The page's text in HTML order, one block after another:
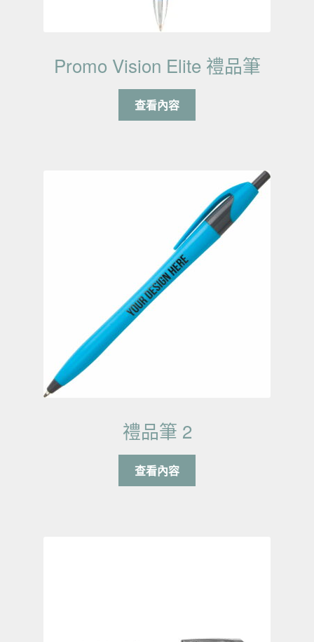
Promo Vision Elite 禮品筆
查看內容
禮品筆 2
查看內容